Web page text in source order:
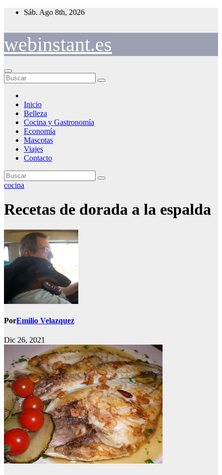
Saltar
Sáb. Ago 8th, 2026
webinstant.es
Inicio
Belleza
Cocina y Gastronomía
Economía
Mascotas
Viajes
Contacto
cocina
Recetas de dorada a la espalda
PorEmilio Velazquez
Dic 26, 2021